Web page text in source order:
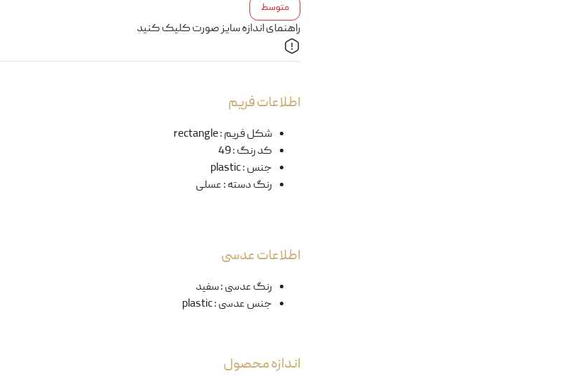
متوسط
راهنمای اندازه سایز صورت کلیک کنید
اطلاعات فریم
شکل فریم:
rectangle
کد رنگ:
49
جنس:
plastic
رنگ دسته:عسلی
اطلاعات عدسی
رنگ عدسی:سفید
جنس عدسی:
plastic
اندازه محصول